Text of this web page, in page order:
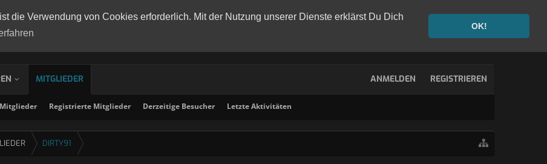
die Verwendung von Cookies erforderlich. Mit der Nutzung unserer Dienste erklärst Du Dich
OK!
MITGLIEDER
Registrierte Mitglieder Derzeitige Besucher Letzte Aktivitäten
ANMELDEN REGISTRIEREN
DIRTY91